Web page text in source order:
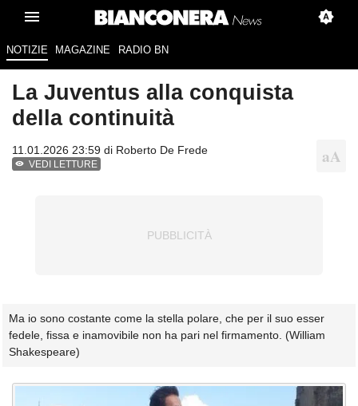
NOTIZIE MAGAZINE RADIO BN
La Juventus alla conquista
della continuità
11.01.2026 23:59 di Roberto De Frede
VEDI LETTURE
Ma io sono costante come la stella polare, che per il suo esser
fedele, fissa e inamovibile non ha pari nel firmamento. (William
Shakespeare)